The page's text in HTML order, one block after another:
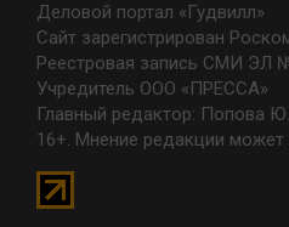
Деловой портал «Гудвилл»
Сайт зарегистрирован
Реестровая запись СМИ ЭЛ
Учредитель ООО «ПРЕССА»
Главный редактор: Попова
16+. Мнение редакции